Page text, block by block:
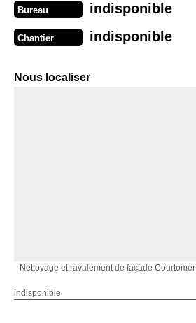
Bureau indisponible
Chantier indisponible
Nous localiser
Nettoyage et ravalement de façade Courtomer
indisponible